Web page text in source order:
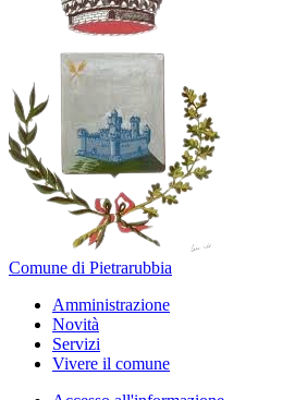
Comune di Pietrarubbia
Amministrazione
Novità
Servizi
Vivere il comune